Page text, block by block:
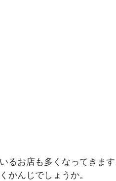
るお店も多くなってきま
かんじでしょうか。